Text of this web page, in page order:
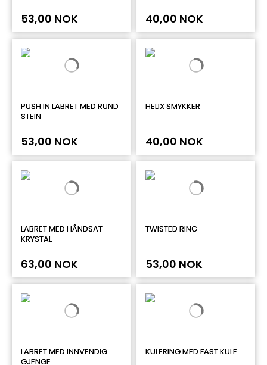
53,00 NOK 40,00 NOK
PUSH IN LABRET MED RUND
STEIN
53,00 NOK
HELIX SMYKKER
40,00 NOK
LABRET MED HÅNDSAT
KRYSTAL
63,00 NOK
TWISTED RING
53,00 NOK
LABRET MED INNVENDIG
GJENGE
KULERING MED FAST KULE